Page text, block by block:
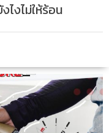
งไม่ให้ร้อน